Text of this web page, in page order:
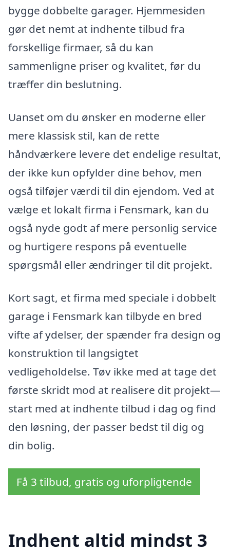
bygge dobbelte garager. Hjemmesiden
gør det nemt at indhente tilbud fra
forskellige firmaer, så du kan
sammenligne priser og kvalitet, før du
træffer din beslutning.
Uanset om du ønsker en moderne eller
mere klassisk stil, kan de rette
håndværkere levere det endelige resultat,
der ikke kun opfylder dine behov, men
også tilføjer værdi til din ejendom. Ved at
vælge et lokalt firma i Fensmark, kan du
også nyde godt af mere personlig service
og hurtigere respons på eventuelle
spørgsmål eller ændringer til dit projekt.
Kort sagt, et firma med speciale i dobbelt
garage i Fensmark kan tilbyde en bred
vifte af ydelser, der spænder fra design og
konstruktion til langsigtet
vedligeholdelse. Tøv ikke med at tage det
første skridt mod at realisere dit projekt—
start med at indhente tilbud i dag og find
den løsning, der passer bedst til dig og
din bolig.
Få 3 tilbud, gratis og uforpligtende
Indhent altid mindst 3